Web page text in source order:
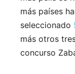
más países
seleccionado
más otros
concurso